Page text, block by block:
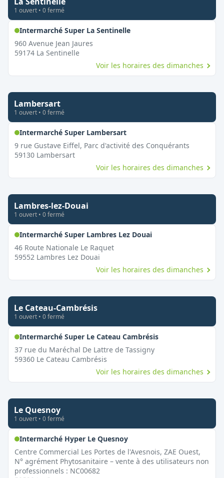
1 ouvert • 0fermé
Intermarché Super La Sentinelle,
960 Avenue Jean Jaures
59174 La Sentinelle
Voir les horaires des dimanches
Lambersart
1 ouvert • 0fermé
Intermarché Super Lambersart,
9 rue Gustave Eiffel, Parc d'activité des Conquérants
59130 Lambersart
Voir les horaires des dimanches
Lambres-lez-Douai
1 ouvert • 0fermé
Intermarché Super Lambres Lez Douai,
46 Route Nationale Le Raquet
59552 Lambres Lez Douai
Voir les horaires des dimanches
Le Cateau-Cambrésis
1 ouvert • 0fermé
Intermarché Super Le Cateau Cambrésis,
37 rue du Maréchal De Lattre de Tassigny
59360 Le Cateau Cambrésis
Voir les horaires des dimanches
Le Quesnoy
1 ouvert • 0fermé
Intermarché Hyper Le Quesnoy,
Centre Commercial Les Portes de l'Avesnois, ZAE Ouest,
N° agrément Phytosanitaire – vente à des utilisateurs non
professionnels : NC00682